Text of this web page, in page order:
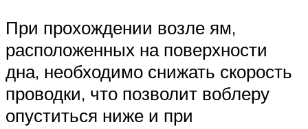
При прохождении возле ям,
расположенных на поверхности
дна, необходимо снижать скорость
проводки, что позволит воблеру
опуститься ниже и при